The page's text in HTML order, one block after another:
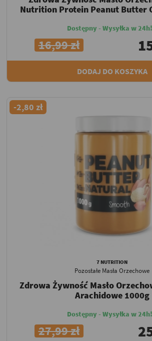
Nutrition Protein Peanut Butter
Dostępny - Wysyłka w 24h!
16,99 zł
DODAJ DO KOSZYKA
-2,80 zł
7 NUTRITION
Pozostałe Masła Orzechowe
Zdrowa Żywność Masło
Arachidowe 1000g
Dostępny - Wysyłka w 24h!
27,99 zł